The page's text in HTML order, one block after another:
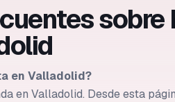
sobre
en Valladolid?
en Valladolid. Desde esta